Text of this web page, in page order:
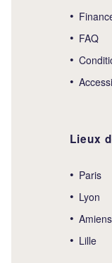
FAQ
Lieux
Paris
Lyon
Amiens
Lille